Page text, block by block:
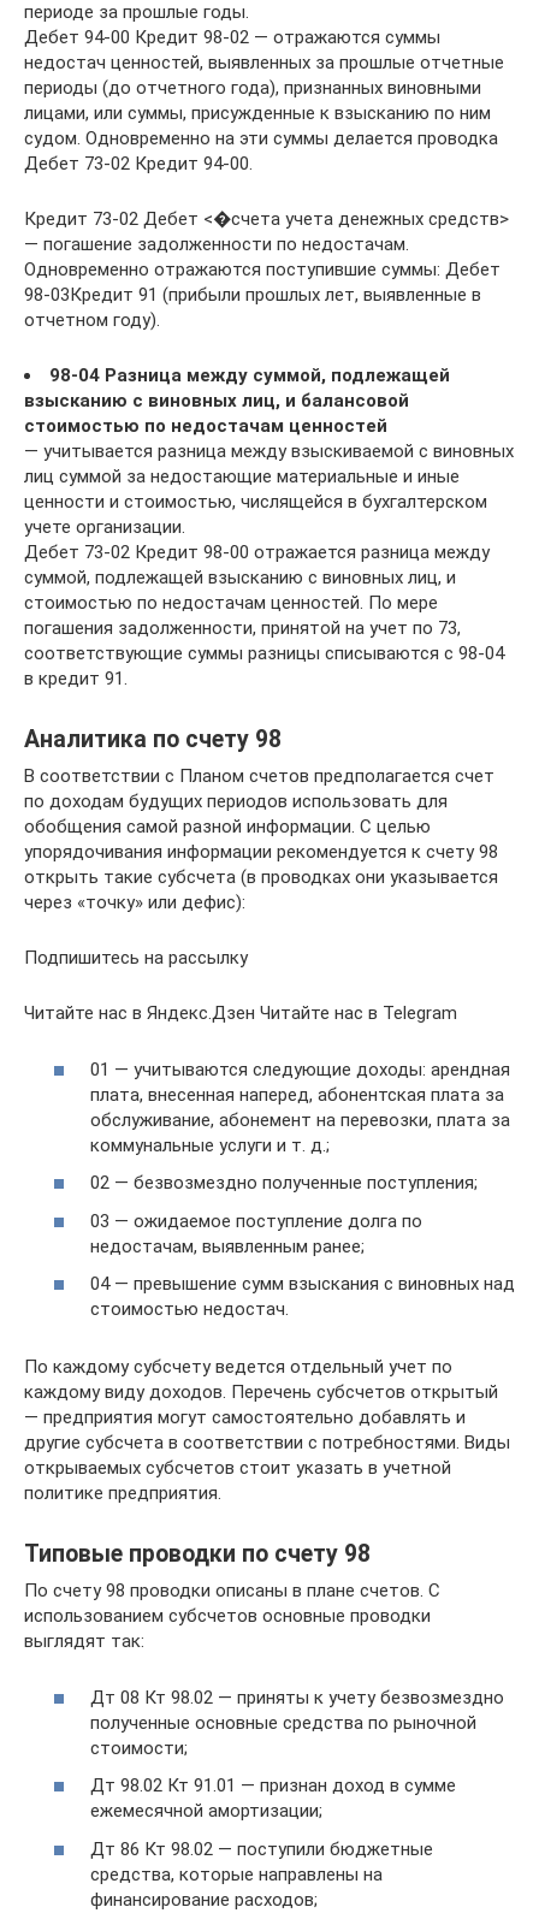
периоде за прошлые годы.
Дебет 94-00 Кредит 98-02 — отражаются суммы
недостач ценностей, выявленных за прошлые отчетные
периоды (до отчетного года), признанных виновными
лицами, или суммы, присужденные к взысканию по ним
судом. Одновременно на эти суммы делается проводка
Дебет 73-02 Кредит 94-00.
Кредит 73-02 Дебет <�счета учета денежных средств>
— погашение задолженности по недостачам.
Одновременно отражаются поступившие суммы: Дебет
98-03Кредит 91 (прибыли прошлых лет, выявленные в
отчетном году).
98-04 Разница между суммой, подлежащей
взысканию с виновных лиц, и балансовой
стоимостью по недостачам ценностей
— учитывается разница между взыскиваемой с виновных
лиц суммой за недостающие материальные и иные
ценности и стоимостью, числящейся в бухгалтерском
учете организации.
Дебет 73-02 Кредит 98-00 отражается разница между
суммой, подлежащей взысканию с виновных лиц, и
стоимостью по недостачам ценностей. По мере
погашения задолженности, принятой на учет по 73,
соответствующие суммы разницы списываются с 98-04
в кредит 91.
Аналитика по счету 98
В соответствии с Планом счетов предполагается счет
по доходам будущих периодов использовать для
обобщения самой разной информации. С целью
упорядочивания информации рекомендуется к счету 98
открыть такие субсчета (в проводках они указывается
через «точку» или дефис):
Подпишитесь на рассылку
Читайте нас в Яндекс.Дзен Читайте нас в Telegram
01 — учитываются следующие доходы: арендная
плата, внесенная наперед, абонентская плата за
обслуживание, абонемент на перевозки, плата за
коммунальные услуги и т. д.;
02 — безвозмездно полученные поступления;
03 — ожидаемое поступление долга по
недостачам, выявленным ранее;
04 — превышение сумм взыскания с виновных над
стоимостью недостач.
По каждому субсчету ведется отдельный учет по
каждому виду доходов. Перечень субсчетов открытый
— предприятия могут самостоятельно добавлять и
другие субсчета в соответствии с потребностями. Виды
открываемых субсчетов стоит указать в учетной
политике предприятия.
Типовые проводки по счету 98
По счету 98 проводки описаны в плане счетов. С
использованием субсчетов основные проводки
выглядят так:
Дт 08 Кт 98.02 — приняты к учету безвозмездно
полученные основные средства по рыночной
стоимости;
Дт 98.02 Кт 91.01 — признан доход в сумме
ежемесячной амортизации;
Дт 86 Кт 98.02 — поступили бюджетные
средства, которые направлены на
финансирование расходов;